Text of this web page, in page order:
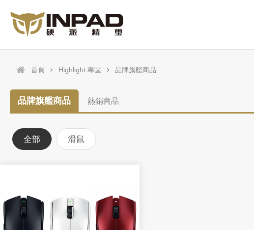
首頁 Highlight 專區 品牌旗艦商品
品牌旗艦商品 熱銷商品
全部 滑鼠